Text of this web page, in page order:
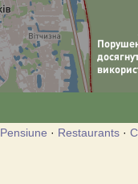
Pensiune · Restaurants·